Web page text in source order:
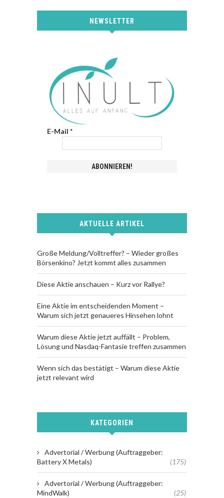
NEWSLETTER
E-Mail *
AKTUELLE ARTIKEL
Große Meldung/Volltreffer? – Wieder großes
Börsenkino? Jetzt kommt alles zusammen
Diese Aktie anschauen – Kurz vor Rallye?
Eine Aktie im entscheidenden Moment –
Warum sich jetzt genaueres Hinsehen lohnt
Warum diese Aktie jetzt auffällt – Problem,
Lösung und Nasdaq-Fantasie treffen zusammen
Wenn sich das bestätigt – Warum diese Aktie
jetzt relevant wird
KATEGORIEN
Advertorial / Werbung (Auftraggeber:
Battery X Metals)
(175)
Advertorial / Werbung (Auftraggeber:
MindWalk)
(25)